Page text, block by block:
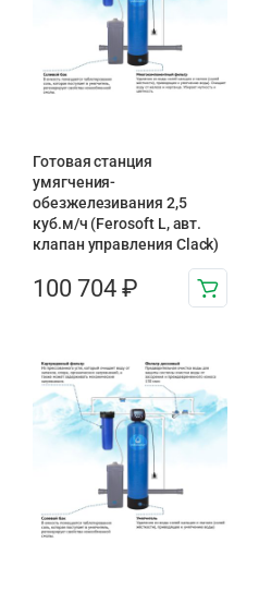
Готовая станция
умягчения-
обезжелезивания 2,5
куб.м/ч (Ferosoft L, авт.
клапан управления Clack)
100 704 ₽